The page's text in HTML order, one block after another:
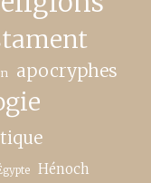
apocryphes
Hénoch